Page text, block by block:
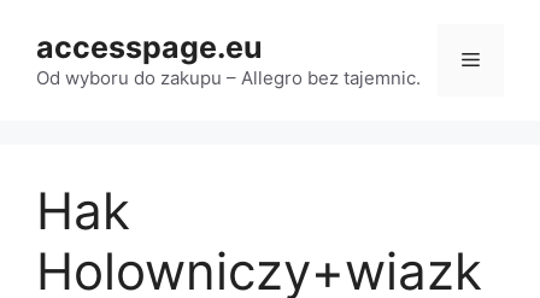
treści
accesspage.eu
Od wyboru do zakupu – Allegro bez tajemnic.
Menu
Hak
Holowniczy+wiazk